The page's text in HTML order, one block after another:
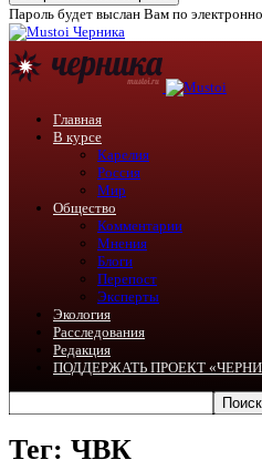
Пароль будет выслан Вам по
Черника
Главная
В курсе
Карелия
Россия
Мир
Общество
Комментарии
Мнения
Блоги
Перепост
Эксперты
Экология
Расследования
Редакция
ПОДДЕРЖАТЬ ПРОЕКТ
Тег: ЧВК